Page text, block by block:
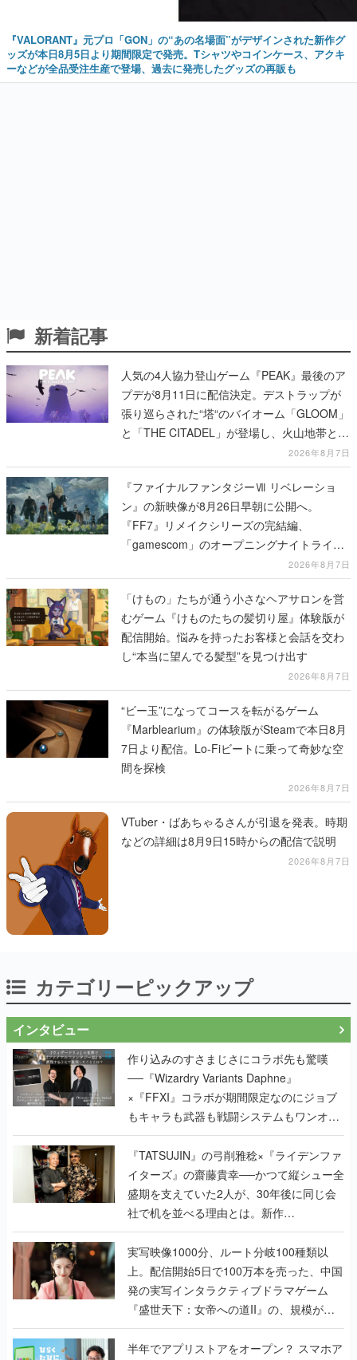
『VALORANT』元プロ「GON」の“あの名場面”がデザインされた新作グ
ッズが本日8月5日より期間限定で発売。Tシャツやコインケース、アクキ
ーなどが全品受注生産で登場、過去に発売したグッズの再販も
新着記事
人気の4人協力登山ゲーム『PEAK』最後のア
プデが8月11日に配信決定。デストラップが
張り巡らされた“塔“のバイオーム「GLOOM」
と「THE CITADEL」が登場し、火山地帯と入
2026年8月7日
『ファイナルファンタジーⅦ リベレーショ
ン』の新映像が8月26日早朝に公開へ。
『FF7』リメイクシリーズの完結編、
「gamescom」のオープニングナイトライブ
にてディレクターの浜口直樹氏が登壇する予
定
2026年8月7日
「けもの」たちが通う小さなヘアサロンを営
むゲーム『けものたちの髪切り屋』体験版が
配信開始。悩みを持ったお客様と会話を交わ
し“本当に望んでる髪型”を見つけ出す
2026年8月7日
“ビー玉”になってコースを転がるゲーム
『Marblearium』の体験版がSteamで本日8月
7日より配信。Lo-Fiビートに乗って奇妙な空
間を探検
2026年8月7日
VTuber・ばあちゃるさんが引退を発表。時期
などの詳細は8月9日15時からの配信で説明
2026年8月7日
カテゴリーピックアップ
インタビュー
作り込みのすさまじさにコラボ先も驚嘆
──『Wizardry Variants Daphne』
×『FFXI』コラボが期間限定なのにジョブ
もキャラも武器も戦闘システムもワンオフ
で作り込まれた理由を両ディレクターに聞
く
『TATSUJIN』の弓削雅稔×『ライデンファ
イターズ』の齋藤貴幸──かつて縦シュー全
盛期を支えていた2人が、30年後に同じ会
社で机を並べる理由とは。新作
『TATSUJIN EXTREME』で初タッグを組
んだレジェンド2人に訊く開発秘話
実写映像1000分、ルート分岐100種類以
上。配信開始5日で100万本を売った、中国
発の実写インタラクティブドラマゲーム
『盛世天下：女帝への道II』の、規模が違
うこだわりをプロデューサーに聞いた
半年でアプリストアをオープン？ スマホア